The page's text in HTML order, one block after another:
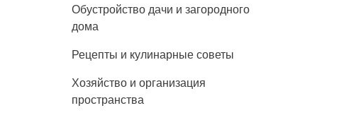
Обустройство дачи и загородного
дома
Рецепты и кулинарные советы
Хозяйство и организация
пространства